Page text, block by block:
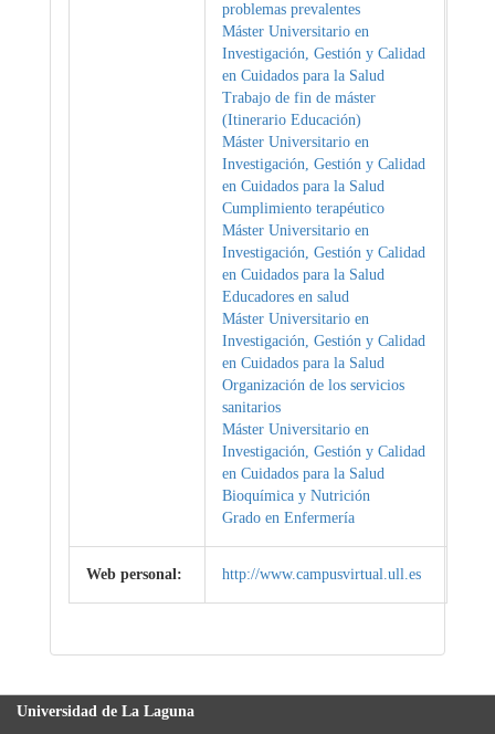
problemas prevalentes
Máster Universitario en
Investigación, Gestión y Calidad
en Cuidados para la Salud
Trabajo de fin de máster
(Itinerario Educación)
Máster Universitario en
Investigación, Gestión y Calidad
en Cuidados para la Salud
Cumplimiento terapéutico
Máster Universitario en
Investigación, Gestión y Calidad
en Cuidados para la Salud
Educadores en salud
Máster Universitario en
Investigación, Gestión y Calidad
en Cuidados para la Salud
Organización de los servicios
sanitarios
Máster Universitario en
Investigación, Gestión y Calidad
en Cuidados para la Salud
Bioquímica y Nutrición
Grado en Enfermería
Web personal: http://www.campusvirtual.ull.es
Universidad de La Laguna